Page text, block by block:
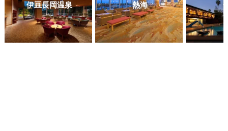
伊豆長岡温泉 熱海